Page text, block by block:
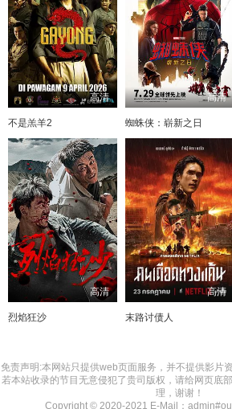
高清
不是羔羊2
高清
蜘蛛侠：崭新之日
高清
烈焰狂沙
高清
末路讨债人
免责声明:本网站只提供web页面服务，并不提供影片
若本站收录的节目无意侵犯了贵司版权，请给网页底
理，谢谢！
Copyright © 2020-2021 E-Mail：